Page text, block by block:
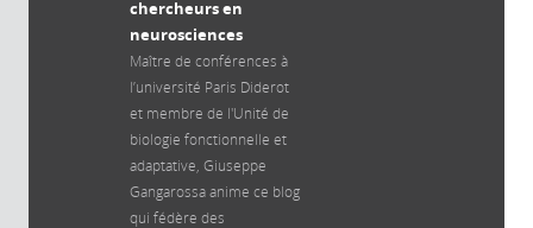
chercheurs en
neurosciences
Maître de conférences à
l’université Paris Diderot
et membre de l'Unité de
biologie fonctionnelle et
adaptative, Giuseppe
Gangarossa anime ce blog
qui fédère des